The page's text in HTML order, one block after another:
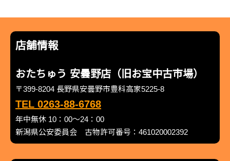
店舗情報
おたちゅう 安曇野店（旧お宝中古市場）
〒399-8204 長野県安曇野市豊科高家5225-8
TEL 0263-88-6768
年中無休 10：00～24：00
新潟県公安委員会 古物許可番号：461020002392